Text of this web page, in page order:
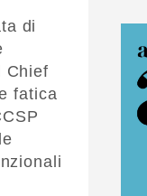
di
Chief
fatica